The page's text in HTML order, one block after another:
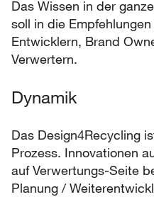
Das Wissen in der
soll in die
Entwicklern, Brand
Verwertern.
Dynamik
Das Design4Recycling
Prozess. Innovationen
auf Verwertungs-Seite
Planung /